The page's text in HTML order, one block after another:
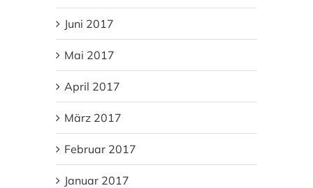
Juni 2017
Mai 2017
April 2017
März 2017
Februar 2017
Januar 2017